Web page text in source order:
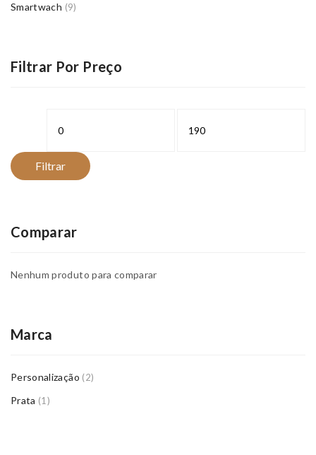
Smartwach (9)
Filtrar Por Preço
Filtrar
Comparar
Nenhum produto para comparar
Marca
Personalização (2)
Prata (1)